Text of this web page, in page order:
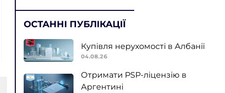
ОСТАННІ ПУБЛІКАЦІЇ
Купівля нерухомості в Албанії
04.08.26
Отримати PSP-ліцензію в
Аргентині